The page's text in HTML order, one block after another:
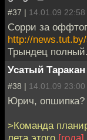
#37 | 14.01.09 22:58
Сорри за
http://
Трындец
Усатый Таракан
#38 | 14.01.09 23:00
Юрич, опшипка?
>Команда
лета этого [года]